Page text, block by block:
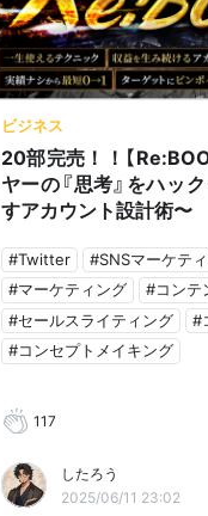
ビジネス
20部完売！！【
ヤーの『思考』をハッ
すアカウント設計術〜
#Twitter
#SNSマーケテ
#マーケティング
#コンテ
#セールスライティング
#
#コンセプトメイキング
117
したろう
2025/06/11 23:02